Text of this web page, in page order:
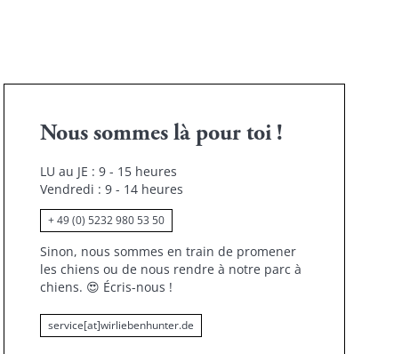
Nous sommes là pour toi !
LU au JE : 9 - 15 heures
Vendredi : 9 - 14 heures
+ 49 (0) 5232 980 53 50
Sinon, nous sommes en train de promener
les chiens ou de nous rendre à notre parc à
chiens. 😍 Écris-nous !
service[at]wirliebenhunter.de